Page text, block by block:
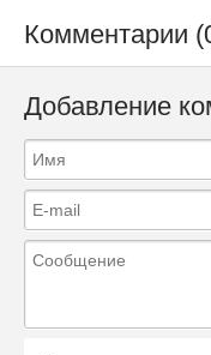
Комментарии
Добавление